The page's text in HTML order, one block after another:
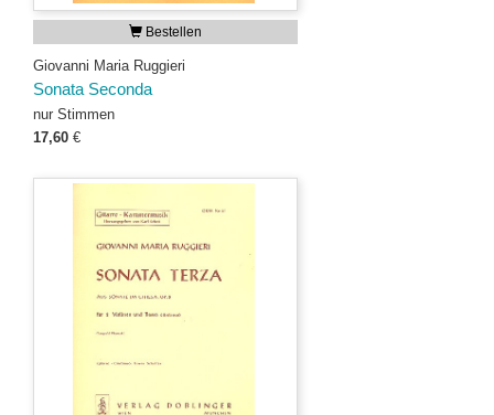
Bestellen
Giovanni Maria Ruggieri
Sonata Seconda
nur Stimmen
17,60 €